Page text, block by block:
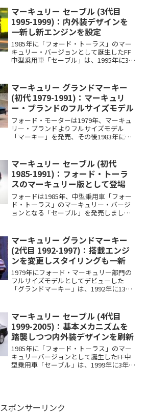
マーキュリー セーブル (3代目
1995-1999)：内外装デザインを
一新し新エンジンを設定
1985年に「フォード・トーラス」のマー
キュリー・バージョンとして誕生したFF
中型乗用車「セーブル」は、1995年に3
マーキュリー グランドマーキー
(初代 1979-1991)：マーキュリ
ー・ブランドのフルサイズモデル
フォード・モーターは1979年、マーキュ
リー・ブランドよりフルサイズモデル
「マーキー」を発売、その後1983年に車
マーキュリー セーブル (初代
1985-1991)：フォード・トーラ
スのマーキュリー版として登場
フォードは1985年、中型乗用車「フォー
ド・トーラス」のマーキュリー・バージ
ョンとなる「セーブル」を発売しまし
マーキュリー グランドマーキー
(2代目 1992-1997)：搭載エンジ
ンを変更しスタイリングも一新
1979年にフォード・マーキュリー部門の
フルサイズモデルとしてデビューした
「グランドマーキー」は、1992年に13年
マーキュリー セーブル (4代目
1999-2005)：基本メカニズムを
踏襲しつつ内外装デザインを刷新
1985年に「フォード・トーラス」のマー
キュリーバージョンとして誕生したFF中
型乗用車「セーブル」は、1999年に3年
スポンサーリンク